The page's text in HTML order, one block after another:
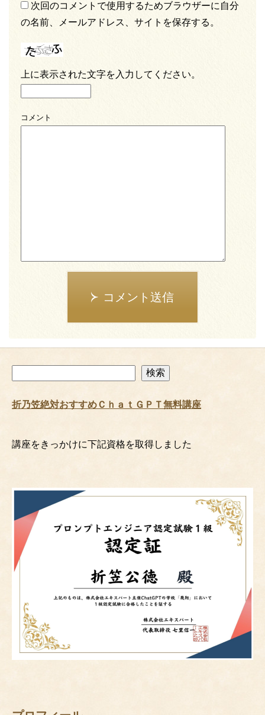
次回のコメントで使用するためブラウザーに自分
の名前、メールアドレス、サイトを保存する。
上に表示された文字を入力してください。
コメント
コメント送信
索
検索
折乃笠絶対おすすめＣｈａｔＧＰＴ無料講座
講座をきっかけに下記資格を取得しました